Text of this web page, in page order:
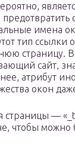
имена
тип ссылки
страницу. В
сайт,
атрибут
окон
страницы —
чтобы можно